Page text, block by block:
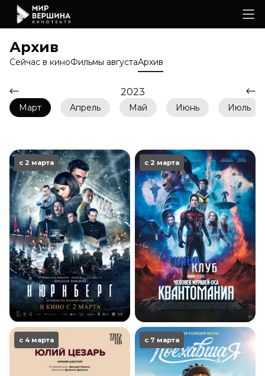
Архив
Сейчас в киноФильмы августаАрхив
2023
Март Апрель Май Июнь Июль
с 2 марта с 2 марта
с 4 марта с 7 марта